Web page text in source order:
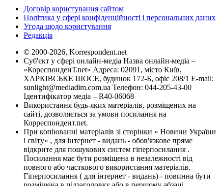
Договір користування сайтом
Політика у сфері конфіденційності і персональних даних
Угода щодо користування
Редакція
© 2000-2026, Korrespondent.net
Суб'єкт у сфері онлайн-медіа Назва онлайн-медіа –
«КореспонденТ.net» Адреса: 02091, місто Київ,
ХАРКІВСЬКЕ ШОСЕ, будинок 172-Б, офіс 208/1 E-mail:
sunlight@mediadim.com.ua Телефон: 044-205-43-00
Ідентифікатор медіа – R40-06068
Використання будь-яких матеріалів, розміщених на
сайті, дозволяється за умови посилання на
Корреспондент.net.
При копіюванні матеріалів зі сторінки « Новини України
і світу» , для інтернет - видань - обов'язкове пряме
відкрите для пошукових систем гіперпосилання .
Посилання має бути розміщена в незалежності від
повного або часткового використання матеріалів.
Гіперпосилання ( для інтернет - видань) - повинна бути